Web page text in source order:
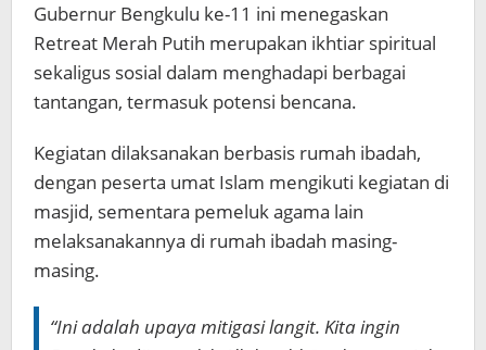
Gubernur Bengkulu ke-11 ini menegaskan
Retreat Merah Putih merupakan ikhtiar spiritual
sekaligus sosial dalam menghadapi berbagai
tantangan, termasuk potensi bencana.
Kegiatan dilaksanakan berbasis rumah ibadah,
dengan peserta umat Islam mengikuti kegiatan di
masjid, sementara pemeluk agama lain
melaksanakannya di rumah ibadah masing-
masing.
“Ini adalah upaya mitigasi langit. Kita ingin